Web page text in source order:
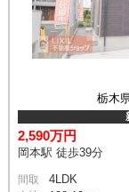
栃木
2,590万円
岡本駅 徒歩39分
間取 4LDK